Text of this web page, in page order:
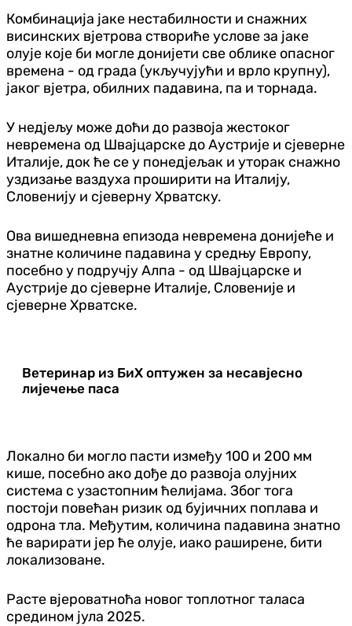
Комбинација јаке нестабилности и снажних
висинских вјетрова створиће услове за јаке
олује које би могле донијети све облике опасног
времена - од града (укључујући и врло крупну),
јаког вјетра, обилних падавина, па и торнада.
У недјељу може доћи до развоја жестоког
невремена од Швајцарске до Аустрије и сјеверне
Италије, док ће се у понедјељак и уторак снажно
уздизање ваздуха проширити на Италију,
Словенију и сјеверну Хрватску.
Ова вишедневна епизода невремена донијеће и
знатне количине падавина у средњу Европу,
посебно у подручју Алпа - од Швајцарске и
Аустрије до сјеверне Италије, Словеније и
сјеверне Хрватске.
Ветеринар из БиХ оптужен за несавјесно
лијечење паса
Локално би могло пасти између 100 и 200 мм
кише, посебно ако дође до развоја олујних
система с узастопним ћелијама. Због тога
постоји повећан ризик од бујичних поплава и
одрона тла. Међутим, количина падавина знатно
ће варирати јер ће олује, иако раширене, бити
локализоване.
Расте вјероватноћа новог топлотног таласа
средином јула 2025.